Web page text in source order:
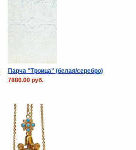
Парча "Троица" (белая/серебро)
7880.00 руб.